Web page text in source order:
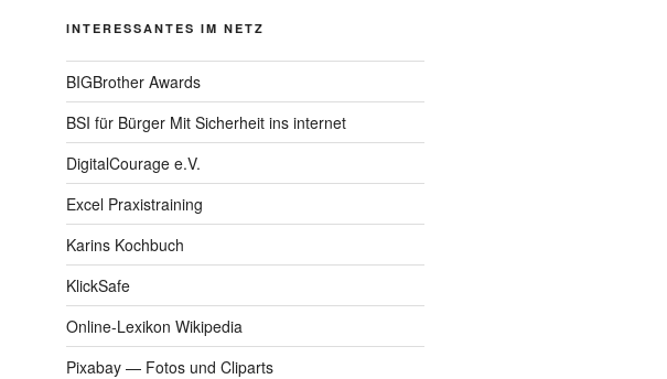
INTERESSANTES IM NETZ
BIGBrother Awards
BSI für Bürger Mit Sicherheit ins internet
DigitalCourage e.V.
Excel Praxistraining
Karins Kochbuch
KlickSafe
Online-Lexikon Wikipedia
Pixabay — Fotos und Cliparts